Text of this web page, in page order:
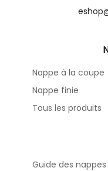
Nappe à la coupe
Nappe finie
Tous les produits
Guide des nappes